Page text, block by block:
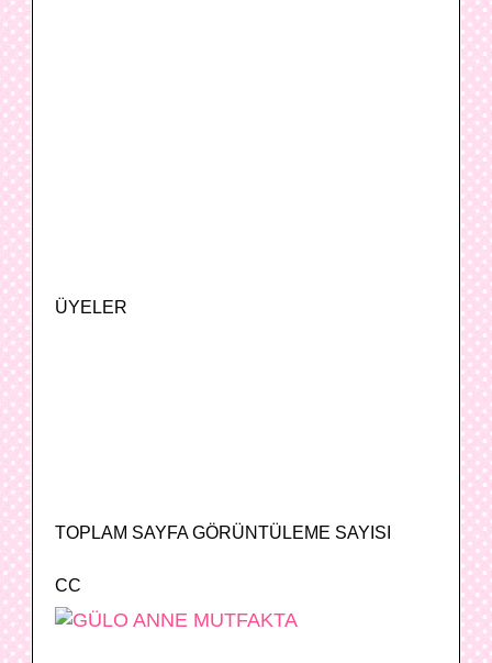
ÜYELER
TOPLAM SAYFA GÖRÜNTÜLEME SAYISI
CC